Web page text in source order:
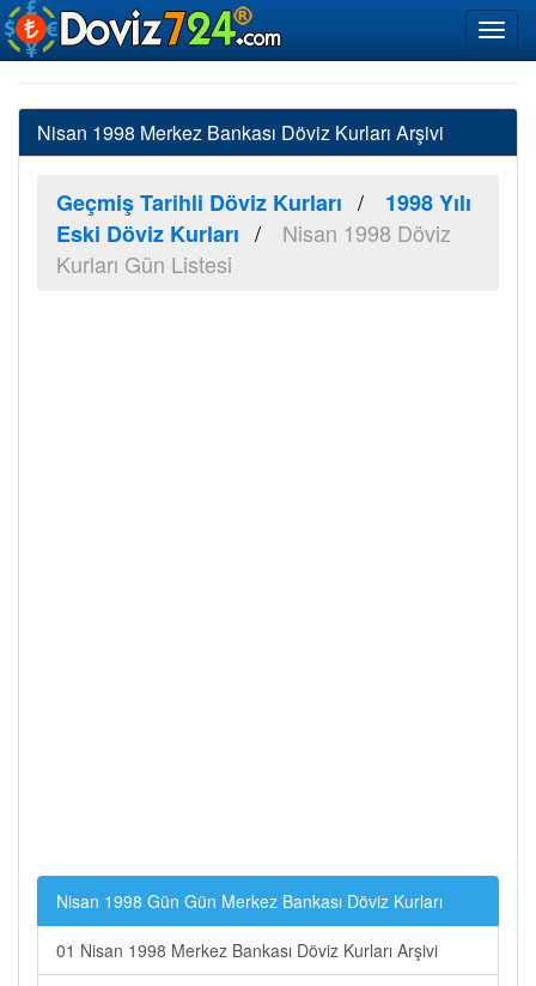
Nisan 1998 Merkez Bankası Döviz Kurları Arşivi
Geçmiş Tarihli Döviz Kurları
1998 Yılı
Eski Döviz Kurları
Nisan 1998 Döviz
Kurları Gün Listesi
Nisan 1998 Gün Gün Merkez Bankası Döviz Kurları
01 Nisan 1998 Merkez Bankası Döviz Kurları Arşivi